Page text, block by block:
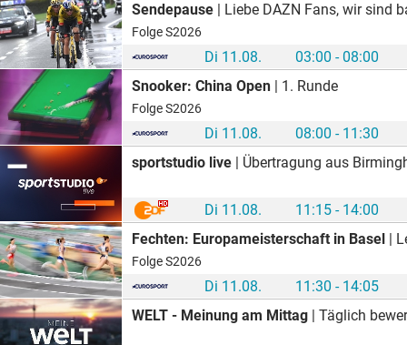
Sendepause | Liebe DAZN Fans, wir sind bald für
Folge S2026
Di 11.08.
03:00 - 08:00
Snooker: China Open | 1. Runde
Folge S2026
Di 11.08.
08:00 - 11:30
sportstudio live | Übertragung aus
Di 11.08.
11:15 - 14:00
Fechten: Europameisterschaft in Basel |
Folge S2026
Di 11.08.
11:30 - 14:05
WELT - Meinung am Mittag | Täglich bewerten die Kommentatoren Stefan Aust, Anna Schneider, Henryk M.